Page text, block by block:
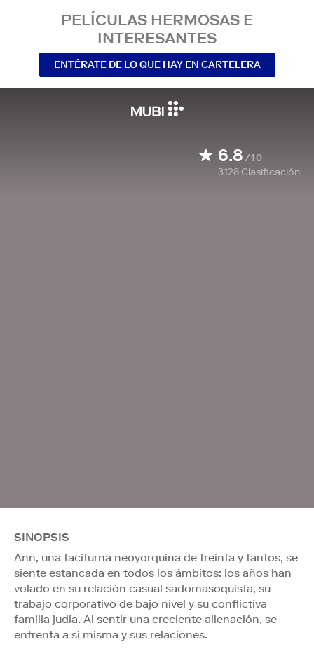
PELÍCULAS HERMOSAS E
INTERESANTES
ENTÉRATE DE LO QUE HAY EN CARTELERA
6.8/10
3128Clasificación
SINOPSIS
Ann, una taciturna neoyorquina de treinta y tantos, se
siente estancada en todos los ámbitos: los años han
volado en su relación casual sadomasoquista, su
trabajo corporativo de bajo nivel y su conflictiva
familia judía. Al sentir una creciente alienación, se
enfrenta a sí misma y sus relaciones.